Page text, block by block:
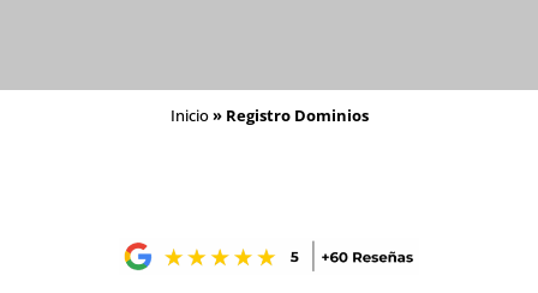
Inicio» Registro Dominios